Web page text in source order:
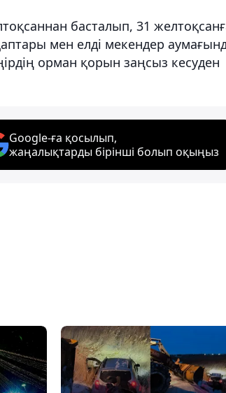
басталып, 31
мен елді мекендер
орман қорын заңсыз кесуден
Google-ға қосылып,
жаңалықтарды бірінші болып оқыңыз